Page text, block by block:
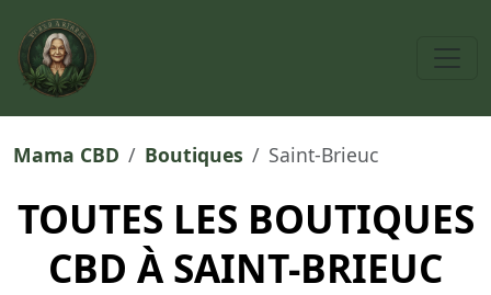
Mama CBD Boutiques Saint-Brieuc
TOUTES LES BOUTIQUES
CBD À SAINT-BRIEUC